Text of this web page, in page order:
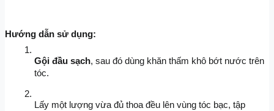
Hướng dẫn sử dụng:
Gội đầu sạch, sau đó dùng khăn thấm khô bớt nước trên
tóc.
Lấy một lượng vừa đủ thoa đều lên vùng tóc bạc, tập